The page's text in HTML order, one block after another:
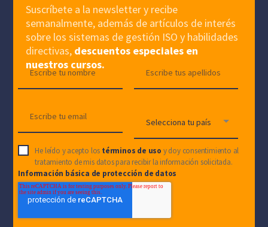
Suscríbete a la newsletter y recibe
semanalmente, además de artículos de interés
sobre los sistemas de gestión ISO y habilidades
directivas, descuentos especiales en
nuestros cursos.
He leído y acepto los términos de uso y doy consentimiento al
tratamiento de mis datos para recibir la información solicitada.
Información básica de protección de datos